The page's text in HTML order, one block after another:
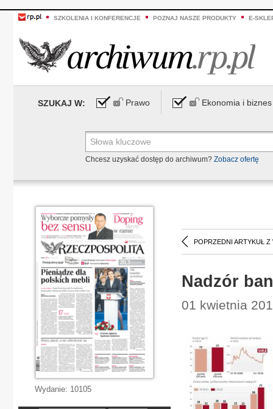
SZKOLENIA I KONFERENCJE POZNAJ NASZE PRODUKTY E-
SZUKAJ W: Prawo Ekonomia i biznes
Chcesz uzyskać dostęp do archiwum? Zobacz ofertę
POPRZEDNI ARTYKUŁ Z
Nadzór
01 kwietnia
Wydanie: 10105